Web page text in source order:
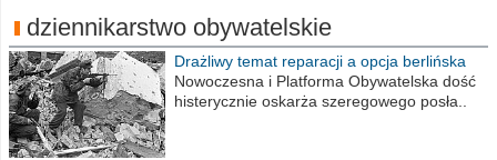
dziennikarstwo obywatelskie
Drażliwy temat reparacji a opcja berlińska
Nowoczesna i Platforma Obywatelska dość
histerycznie oskarża szeregowego posła..